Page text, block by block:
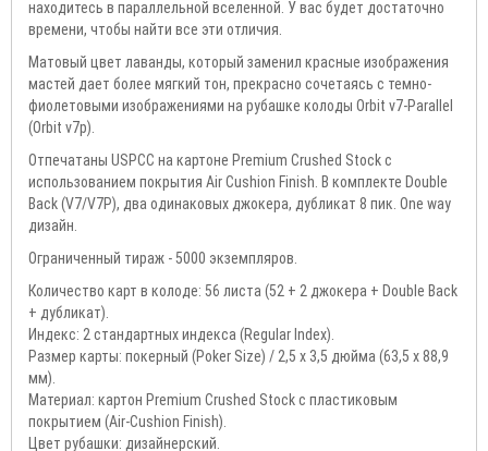
находитесь в параллельной вселенной. У вас будет достаточно
времени, чтобы найти все эти отличия.
Матовый цвет лаванды, который заменил красные изображения
мастей дает более мягкий тон, прекрасно сочетаясь с темно-
фиолетовыми изображениями на рубашке колоды Orbit v7-Parallel
(Orbit v7p).
Отпечатаны USPCC на картоне Premium Crushed Stock с
использованием покрытия Air Cushion Finish. В комплекте Double
Back (V7/V7P), два одинаковых джокера, дубликат 8 пик. One way
дизайн.
Ограниченный тираж - 5000 экземпляров.
Количество карт в колоде: 56 листа (52 + 2 джокера + Double Back
+ дубликат).
Индекс: 2 стандартных индекса (Regular Index).
Размер карты: покерный (Poker Size) / 2,5 х 3,5 дюйма (63,5 х 88,9
мм).
Материал: картон Premium Crushed Stock с пластиковым
покрытием (Air-Cushion Finish).
Цвет рубашки: дизайнерский.